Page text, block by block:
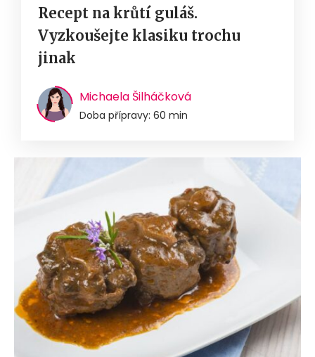
Recept na krůtí guláš.
Vyzkoušejte klasiku trochu
jinak
Michaela Šilháčková
Doba přípravy: 60 min